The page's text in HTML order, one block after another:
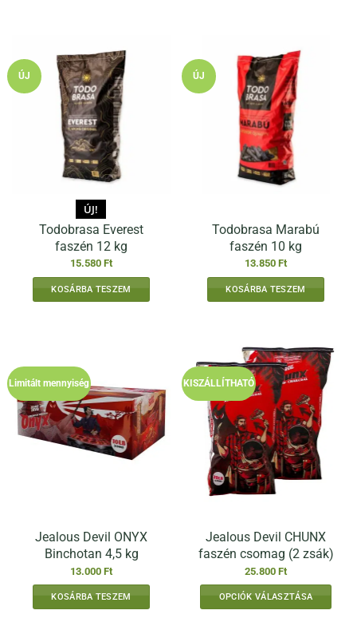
ÚJ
ÚJ!
Todobrasa Everest
faszén 12 kg
15.580 Ft
KOSÁRBA TESZEM
ÚJ
Todobrasa Marabú
faszén 10 kg
13.850 Ft
KOSÁRBA TESZEM
Limitált mennyiség
Jealous Devil ONYX
Binchotan 4,5 kg
13.000 Ft
KOSÁRBA TESZEM
KISZÁLLÍTHATÓ
Jealous Devil CHUNX
faszén csomag (2 zsák)
25.800 Ft
OPCIÓK VÁLASZTÁSA